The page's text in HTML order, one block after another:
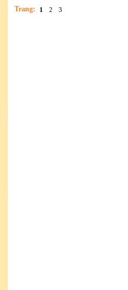
Trang: 1 2 3